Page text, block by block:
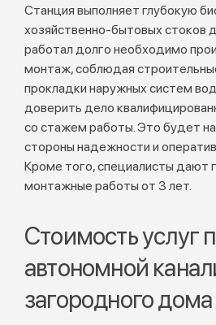
Станция выполняет глубокую
хозяйственно-бытовых стоков
работал долго необходимо
монтаж, соблюдая
прокладки наружных систем
доверить дело
со стажем работы. Это будет
стороны надежности и
Кроме того, специалисты дают
монтажные работы от 3 лет.
Стоимость услуг
автономной
загородного дома